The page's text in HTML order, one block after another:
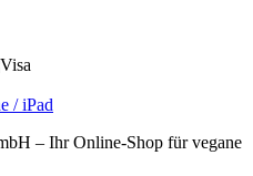
/ iPad
– Ihr Online‐Shop für vegane